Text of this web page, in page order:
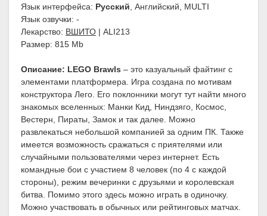
Язык интерфейса: Русский, Английский, MULTI
Язык озвучки: -
Лекарство: ВШИТО | ALI213
Размер: 815 Mb
Описание: LEGO Brawls – это казуальный файтинг с
элементами платформера. Игра создана по мотивам
конструктора Лего. Его поклонники могут тут найти много
знакомых вселенных: Манки Кид, Ниндзяго, Космос,
Вестерн, Пираты, Замок и так далее. Можно
развлекаться небольшой компанией за одним ПК. Также
имеется возможность сражаться с приятелями или
случайными пользователями через интернет. Есть
командные бои с участием 8 человек (по 4 с каждой
стороны), режим вечеринки с друзьями и королевская
битва. Помимо этого здесь можно играть в одиночку.
Можно участвовать в обычных или рейтинговых матчах.